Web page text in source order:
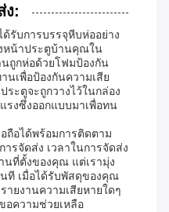
ง:
ด้รับการบรรจุหีบห่ออย่าง
หน้าประตูบ้านคุณใน
ถูกห่อด้วยโฟมป้องกัน
เพื่อป้องกันความเสีย
ะตูจะถูกวางไว้ในกล่อง
รงซึ่งออกแบบมาเพื่อทน
ถือได้พร้อมการติดตาม
รจัดส่ง เวลาในการจัดส่ง
นที่ตั้งของคุณ แต่เรามุ่ง
ที เมื่อได้รับพัสดุของคุณ
ยงานความเสียหายใดๆ
อความช่วยเหลือ